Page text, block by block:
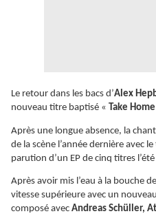
Le retour dans les bacs d’Alex
nouveau titre baptisé « Take
Après une longue absence, la
de la scène l’année dernière avec
parution d’un EP de cinq titres
Après avoir mis l’eau à la bouche
vitesse supérieure avec un
composé avec Andreas Schüller,